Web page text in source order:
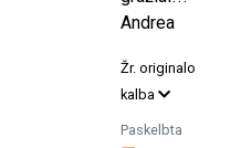
Andrea
Žr. originalo
kalba
Paskelbta